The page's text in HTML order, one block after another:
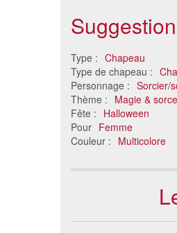
Type : Chapeau
Type de chapeau :
Personnage : Sorcier/
Thème : Magie &
Fête : Halloween
Pour Femme
Couleur : Multicolore
Mini chapeau rouge
sorcière
4.14 €